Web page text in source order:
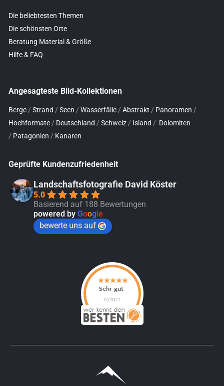
Die beliebtesten Themen
Die schönsten Orte
Beratung Material & Größe
Hilfe & FAQ
Angesagteste Bild-Kollektionen
Berge/ Strand / Seen / Wasserfälle/ Abstrakt / Panoramen /
Hochformate/ Deutschland / Schweiz/ Island / Dolomiten
/ Patagonien / Kanaren
Geprüfte Kundenzufriedenheit
Landschaftsfotografie David Köster
5.0
Basierend auf 188 Bewertungen
powered by Goog e
bewerte uns auf